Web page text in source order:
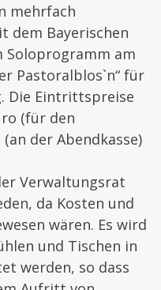
mehrfach
dem Bayerischen
Soloprogramm am
Pastoralblos`n“ für
Die Eintrittspreise
(für den
der Abendkasse)
Verwaltungsrat
da Kosten und
wären. Es wird
und Tischen in
werden, so dass